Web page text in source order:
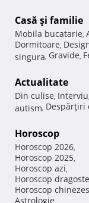
Casă şi familie
Mobila bucatarie,
Dormitoare,
singura, Gravide,
Actualitate
Din culise, Interviu,
autism, Despărţiri
Horoscop
Horoscop 2026,
Horoscop 2025,
Horoscop azi,
Horoscop dragoste
Horoscop
Astrologie